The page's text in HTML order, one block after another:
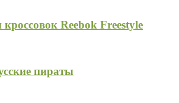
Reebok Freestyle
пираты